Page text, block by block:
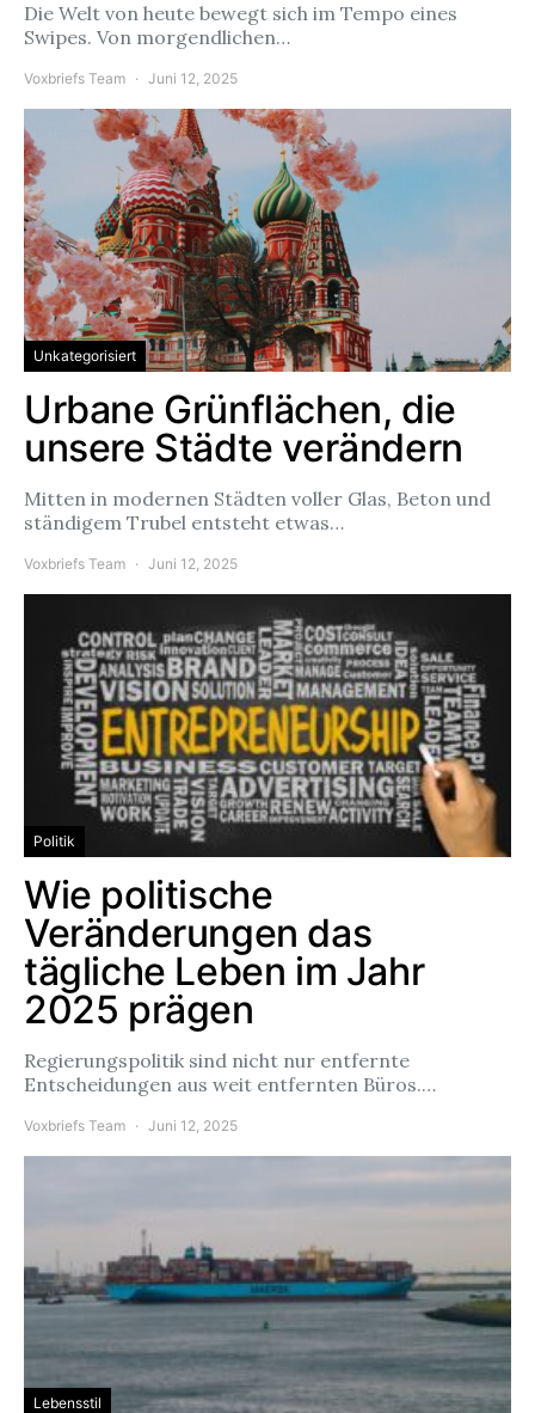
Die Welt von heute bewegt sich im Tempo eines
Swipes. Von morgendlichen…
Voxbriefs Team Juni 12, 2025
Unkategorisiert
Urbane Grünflächen, die
unsere Städte verändern
Mitten in modernen Städten voller Glas, Beton und
ständigem Trubel entsteht etwas…
Voxbriefs Team Juni 12, 2025
Politik
Wie politische
Veränderungen das
tägliche Leben im Jahr
2025 prägen
Regierungspolitik sind nicht nur entfernte
Entscheidungen aus weit entfernten Büros.…
Voxbriefs Team Juni 12, 2025
Lebensstil